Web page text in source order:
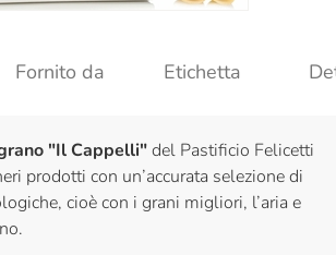
Fornito da Etichetta
"Il Cappelli"del Pastificio Felicetti
prodotti con un’accurata selezione di
cioè con i grani migliori, l’aria e